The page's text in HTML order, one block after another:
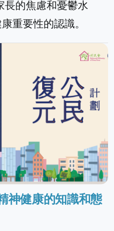
的焦慮和憂鬱水
重要性的認識。
神健康的知識和態